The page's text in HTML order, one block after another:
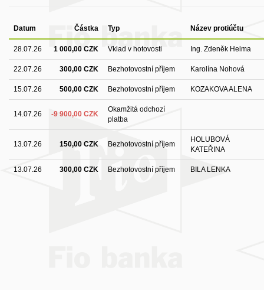
Datum Částka Typ Název protiúčtu
28.07.26 1 000,00 CZK Vklad v hotovosti Ing. Zdeněk Helma
22.07.26 300,00 CZK Bezhotovostní příjem Karolína Nohová
15.07.26 500,00 CZK Bezhotovostní příjem KOZAKOVA ALENA
14.07.26 -9 900,00 CZK
Okamžitá odchozí
platba
13.07.26 150,00 CZK Bezhotovostní příjem
HOLUBOVÁ
KATEŘINA
13.07.26 300,00 CZK Bezhotovostní příjem BILA LENKA